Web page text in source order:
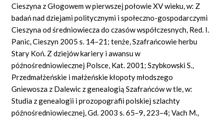
Cieszyna z Głogowem w pierwszej połowie XV wieku, w: Z
badań nad dziejami politycznymi i społeczno-gospodarczymi
Cieszyna od średniowiecza do czasów współczesnych, Red. I.
Panic, Cieszyn 2005 s. 14–21; tenże, Szafrańcowie herbu
Stary Koń. Z dziejów kariery i awansu w
późnośredniowiecznej Polsce, Kat. 2001; Szybkowski S.,
Przedmałżeńskie i małżeńskie kłopoty młodszego
Gniewosza z Dalewic z genealogią Szafrańców w tle, w:
Studia z genealogii i prozopografii polskiej szlachty
późnośredniowiecznej, Gd. 2003 s. 65–9, 223–4; Vach M.,